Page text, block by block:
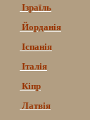
Ізраїль
Йорданія
Іспанія
Італія
Кіпр
Латвія